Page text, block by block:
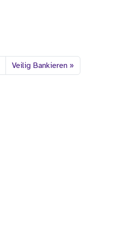
Veilig Bankieren